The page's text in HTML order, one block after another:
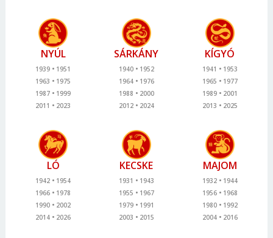
NYÚL
1939
1951
1963
1975
1987
1999
2011
2023
SÁRKÁNY
1940
1952
1964
1976
1988
2000
2012
2024
KÍGYÓ
1941
1953
1965
1977
1989
2001
2013
2025
LÓ
1942
1954
1966
1978
1990
2002
2014
2026
KECSKE
1931
1943
1955
1967
1979
1991
2003
2015
MAJOM
1932
1944
1956
1968
1980
1992
2004
2016